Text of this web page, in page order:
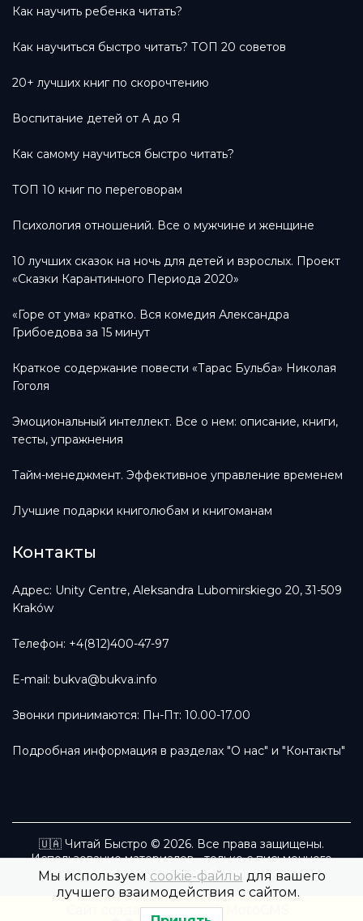
Как научить ребенка читать?
Как научиться быстро читать? ТОП 20 советов
20+ лучших книг по скорочтению
Воспитание детей от А до Я
Как самому научиться быстро читать?
ТОП 10 книг по переговорам
Психология отношений. Все о мужчине и женщине
10 лучших сказок на ночь для детей и взрослых. Проект
«Сказки Карантинного Периода 2020»
«Горе от ума» кратко. Вся комедия Александра
Грибоедова за 15 минут
Краткое содержание повести «Тарас Бульба» Николая
Гоголя
Эмоциональный интеллект. Все о нем: описание, книги,
тесты, упражнения
Тайм-менеджмент. Эффективное управление временем
Лучшие подарки книголюбам и книгоманам
Контакты
Адрес: Unity Centre, Aleksandra Lubomirskiego 20, 31-509
Kraków
Телефон: +4(812)400-47-97
E-mail: bukva@bukva.info
Звонки принимаются: Пн-Пт: 10.00-17.00
Подробная информация в разделах "О нас" и "Контакты"
🇺🇦 Читай Быстро © 2026. Все права защищены.
Использование материалов - только с письменного
разрешения правообладателя.
Сайт создан командой MotoCMS
Мы используем cookie-файлы для вашего
лучшего взаимодействия с сайтом.